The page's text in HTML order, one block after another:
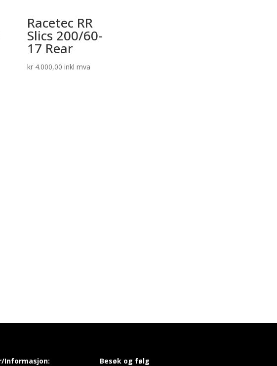
Racetec RR
Slics 200/60-
17 Rear
kr4.000,00 inkl mva
Informasjon: Besøk og følg